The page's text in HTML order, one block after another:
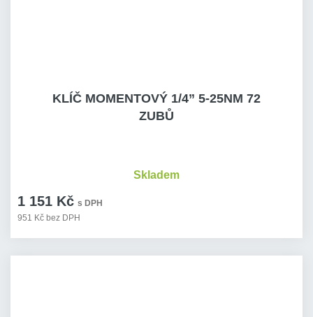
KLÍČ MOMENTOVÝ 1/4” 5-25NM 72
ZUBŮ
1 151 Kč s DPH
951 Kč bez DPH
Skladem